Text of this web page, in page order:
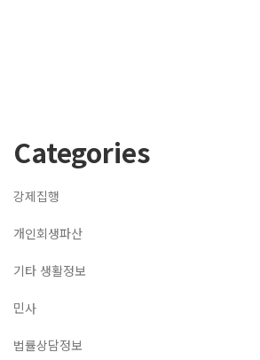
Categories
강제집행
개인회생파산
기타 생활정보
민사
법률상담정보